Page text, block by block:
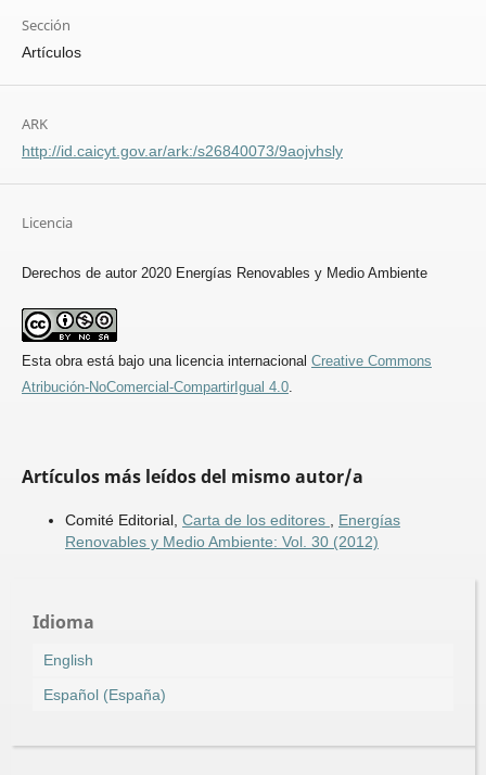
Sección
Artículos
ARK
http://id.caicyt.gov.ar/ark:/s26840073/9aojvhsly
Licencia
Derechos de autor 2020 Energías Renovables y Medio Ambiente
Esta obra está bajo una licencia internacional Creative Commons
Atribución-NoComercial-CompartirIgual 4.0.
Artículos más leídos del mismo autor/a
Comité Editorial, Carta de los editores
Energías
Renovables y Medio Ambiente: Vol. 30 (2012)
Idioma
English
Español (España)